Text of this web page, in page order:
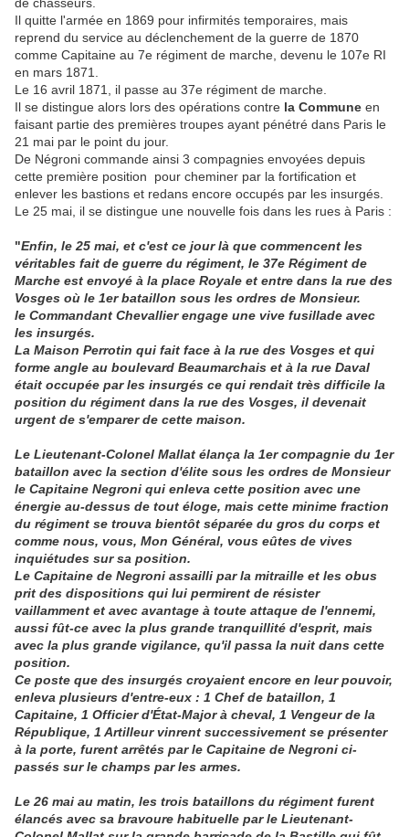
Il quitte l'armée en 1869 pour infirmités temporaires, mais
reprend du service au déclenchement de la guerre de 1870
comme Capitaine au 7e régiment de marche, devenu le 107e RI
en mars 1871.
Le 16 avril 1871, il passe au 37e régiment de marche.
Il se distingue alors lors des opérations contre la Commune en
faisant partie des premières troupes ayant pénétré dans Paris le
21 mai par le point du jour.
De Négroni commande ainsi 3 compagnies envoyées depuis
cette première position pour cheminer par la fortification et
enlever les bastions et redans encore occupés par les insurgés.
Le 25 mai, il se distingue une nouvelle fois dans les rues à Paris :
"Enfin, le 25 mai, et c'est ce jour là que commencent les
véritables fait de guerre du régiment, le 37e Régiment de
Marche est envoyé à la place Royale et entre dans la rue des
Vosges où le 1er bataillon sous les ordres de Monsieur.
le Commandant Chevallier engage une vive fusillade avec
les insurgés.
La Maison Perrotin qui fait face à la rue des Vosges et qui
forme angle au boulevard Beaumarchais et à la rue Daval
était occupée par les insurgés ce qui rendait très difficile la
position du régiment dans la rue des Vosges, il devenait
urgent de s'emparer de cette maison.
Le Lieutenant-Colonel Mallat élança la 1er compagnie du 1er
bataillon avec la section d'élite sous les ordres de Monsieur
le Capitaine Negroni qui enleva cette position avec une
énergie au-dessus de tout éloge, mais cette minime fraction
du régiment se trouva bientôt séparée du gros du corps et
comme nous, vous, Mon Général, vous eûtes de vives
inquiétudes sur sa position.
Le Capitaine de Negroni assailli par la mitraille et les obus
prit des dispositions qui lui permirent de résister
vaillamment et avec avantage à toute attaque de l'ennemi,
aussi fût-ce avec la plus grande tranquillité d'esprit, mais
avec la plus grande vigilance, qu'il passa la nuit dans cette
position.
Ce poste que des insurgés croyaient encore en leur pouvoir,
enleva plusieurs d'entre-eux : 1 Chef de bataillon, 1
Capitaine, 1 Officier d'État-Major à cheval, 1 Vengeur de la
République, 1 Artilleur vinrent successivement se présenter
à la porte, furent arrêtés par le Capitaine de Negroni ci-
passés sur le champs par les armes.
Le 26 mai au matin, les trois bataillons du régiment furent
élancés avec sa bravoure habituelle par le Lieutenant-